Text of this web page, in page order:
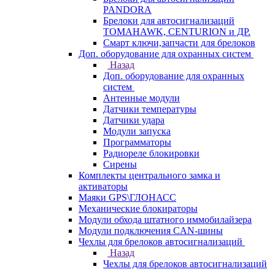
PANDORA
Брелоки для автосигнализаций
TOMAHAWK, CENTURION и ДР.
Смарт ключи,запчасти для брелоков
Доп. оборудование для охранных систем
Назад
Доп. оборудование для охранных
систем
Антенные модули
Датчики температуры
Датчики удара
Модули запуска
Программаторы
Радиореле блокировки
Сирены
Комплекты центрального замка и
активаторы
Маяки GPS\ГЛОНАСС
Механические блокираторы
Модули обхода штатного иммобилайзера
Модули подключения CAN-шины
Чехлы для брелоков автосигнализаций
Назад
Чехлы для брелоков автосигнализаций